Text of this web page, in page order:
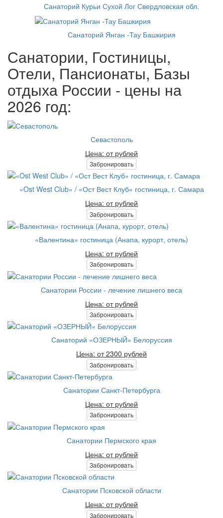
Санаторий Курьи Сухой Лог Свердловская обл.
Санаторий Янган -Тау Башкирия
Санатории, Гостиницы,
Отели, Пансионаты, Базы
отдыха России - цены на
2026 год:
Севастополь
Цена: от рублей
Забронировать
«Ost West Club» / «Ост Вест Клуб» гостиница, г. Самара
Цена: от рублей
Забронировать
«Валентина» гостиница (Анапа, курорт, отель)
Цена: от рублей
Забронировать
Санатории России - лечение лишнего веса
Цена: от рублей
Забронировать
Санаторий «ОЗЕРНЫЙ» Белоруссия
Цена: от 2300 рублей
Забронировать
Санатории Санкт-Петербурга
Цена: от рублей
Забронировать
Санатории Пермского края
Цена: от рублей
Забронировать
Санатории Псковской области
Цена: от рублей
Забронировать